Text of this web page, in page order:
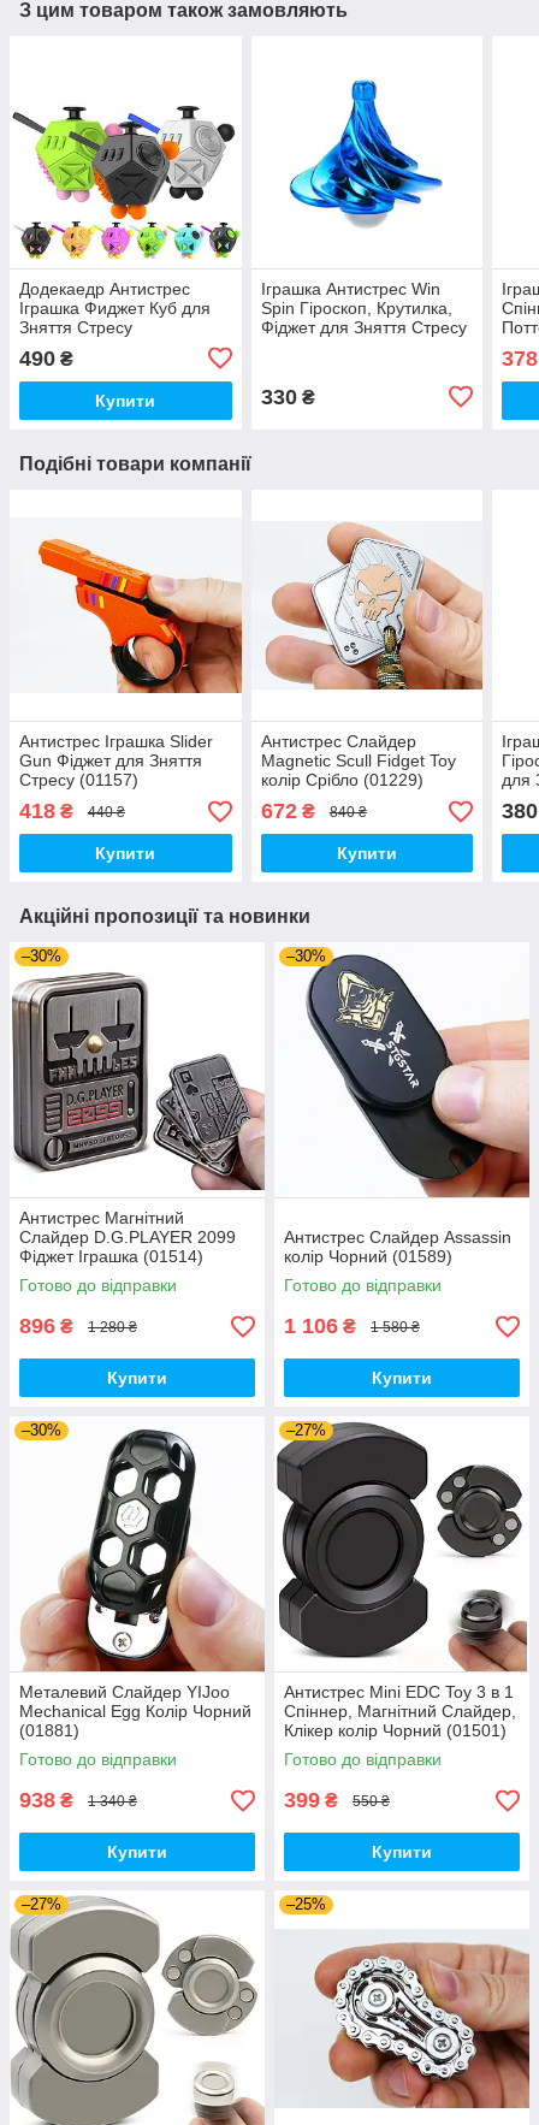
З цим товаром також замовляють
Додекаедр Антистрес
Іграшка Фиджет Куб для
Зняття Стресу
490 ₴
Купити
Іграшка Антистрес Win
Spin Гіроскоп, Крутилка,
Фіджет для Зняття Стресу
330₴
378
Подібні товари компанії
Антистрес Іграшка Slider
Gun Фіджет для Зняття
Стресу (01157)
418 ₴ 440 ₴
Купити
Антистрес Слайдер
Magnetic Scull Fidget Toy
колір Срібло (01229)
672₴ 840 ₴
Купити
для
380
Акційні пропозиції та новинки
–30%
Антистрес Магнітний
Слайдер D.G.PLAYER 2099
Фіджет Іграшка (01514)
Готово до відправки
896 ₴ 1 280 ₴
Купити
–30%
Антистрес Слайдер Assassin
колір Чорний (01589)
Готово до відправки
1 106 ₴ 1 580 ₴
Купити
–30%
Металевий Слайдер YIJoo
Mechanical Egg Колір Чорний
(01881)
Готово до відправки
938 ₴ 1 340 ₴
Купити
–27%
Антистрес Mini EDC Toy 3 в 1
Спіннер, Магнітний Слайдер,
Клікер колір Чорний (01501)
Готово до відправки
399 ₴ 550 ₴
Купити
–27% –25%